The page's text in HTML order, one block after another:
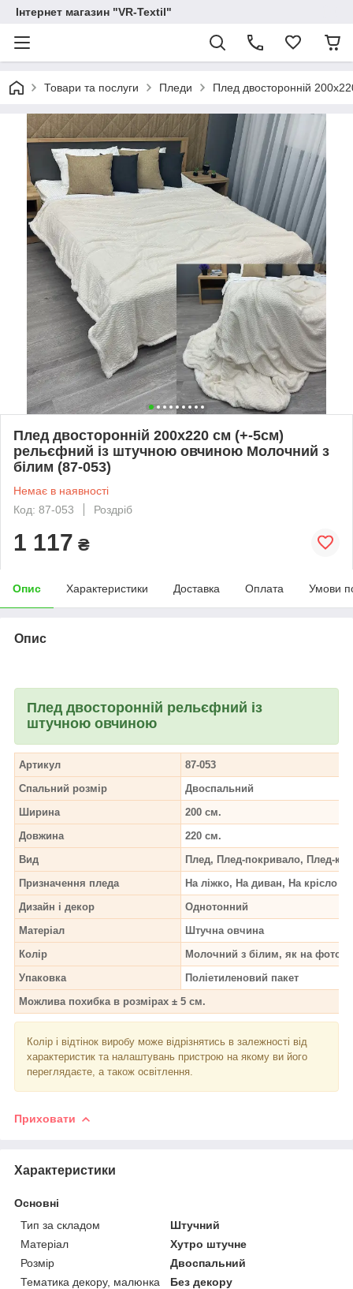
Інтернет магазин "VR-Textil"
Товари та послуги Пледи Плед двосторонній
Плед двосторонній 200х220 см (+-5см)
рельєфний із штучною овчиною Молочний з
білим (87-053)
Немає в наявності
Код: 87-053
Роздріб
1 117 ₴
Опис Характеристики Доставка Оплата Умови
Опис
Плед двосторонній рельєфний із
штучною овчиною
Артикул
87-053
Спальний розмір
Двоспальний
Ширина
200 см.
Довжина
220 см.
Вид
Плед, Плед-покривало, Плед-
Призначення пледа
На ліжко, На диван, На крісло
Дизайн і декор
Однотонний
Матеріал
Штучна овчина
Колір
Молочний з білим, як на фото.
Упаковка
Поліетиленовий пакет
Можлива похибка в розмірах ± 5 см.
Колір і відтінок виробу може відрізнятись в залежності від
характеристик та налаштувань пристрою на якому ви його
переглядаєте, а також освітлення.
Приховати
Характеристики
Основні
Тип за складом
Штучний
Матеріал
Хутро штучне
Розмір
Двоспальний
Тематика декору, малюнка
Без декору